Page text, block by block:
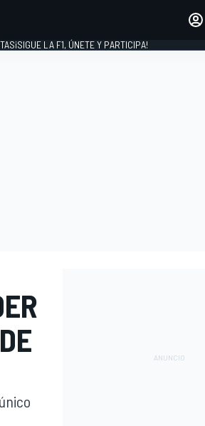
¡SIGUE LA F1, ÚNETE Y PARTICIPA!